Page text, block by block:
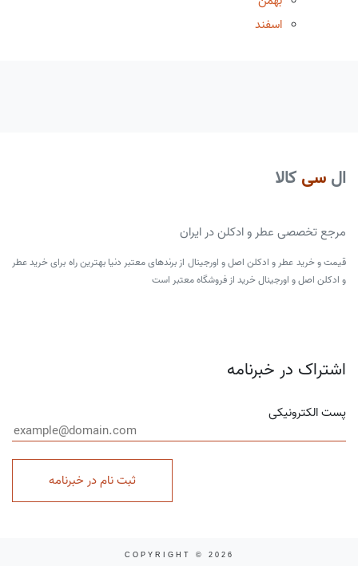
اسفند
ال سی کالا
مرجع تخصصی عطر و ادکلن در ایران
قیمت و خرید عطر و ادکلن اصل و اورجینال از برندهای معتبر دنیا بهترین راه برای خرید عطر
و ادکلن اصل و اورجینال خرید از فروشگاه معتبر است
اشتراک در خبرنامه
پست الکترونیکی
ثبت نام در خبرنامه
COPYRIGHT © 2026